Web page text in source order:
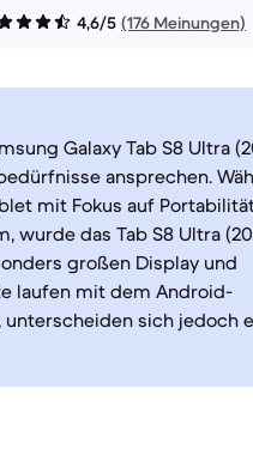
4,6/5 (176 Meinungen)
Galaxy Tab S8 Ultra
ansprechen.
mit Fokus auf
wurde das Tab S8 Ultra
großen Display und
laufen mit dem Android-
unterscheiden sich jedoch